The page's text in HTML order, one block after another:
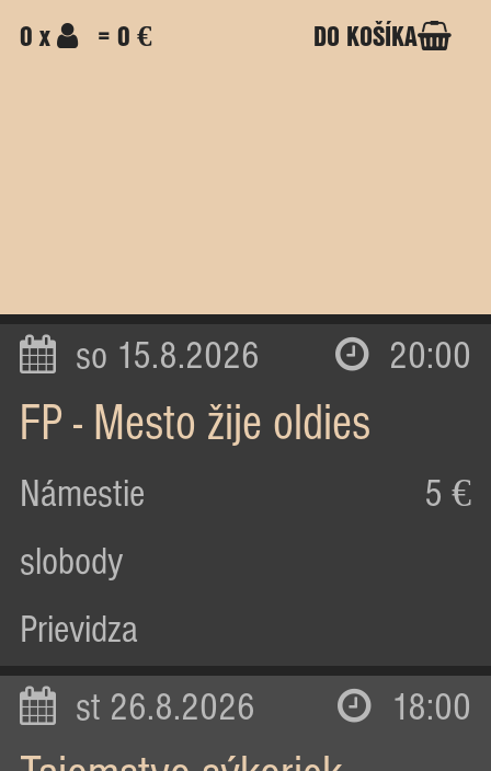
0 x = 0 € DO KOŠÍKA
so 15.8.2026 20:00
FP - Mesto žije oldies
Námestie
slobody
Prievidza
5 €
st 26.8.2026 18:00